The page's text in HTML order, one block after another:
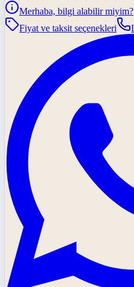
Merhaba, bilgi alabilir miyim?
Fiyat ve taksit seçenekleri